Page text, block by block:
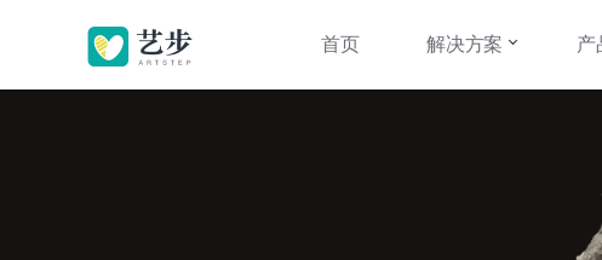
首页 解决方案 产